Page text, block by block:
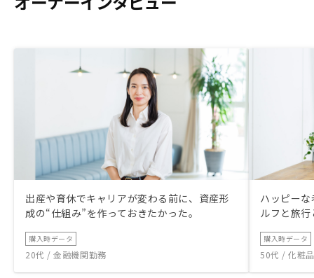
出産や育休でキャリアが変わる前に、資産形
成の“仕組み”を作っておきたかった。
購入時データ
20代 / 金融機関勤務
ハッピー
ルフと旅
購入時データ
50代 / 化粧